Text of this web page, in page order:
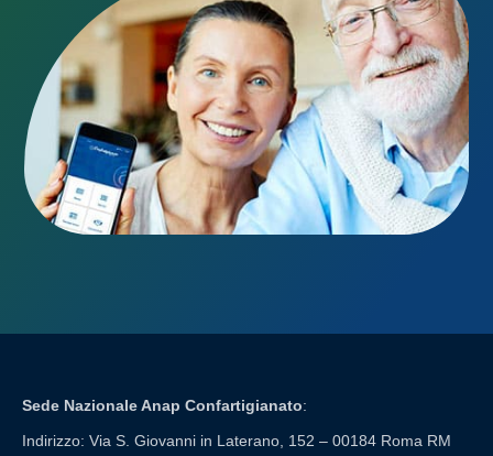
Sede Nazionale Anap Confartigianato:
Indirizzo: Via S. Giovanni in Laterano, 152 – 00184 Roma RM